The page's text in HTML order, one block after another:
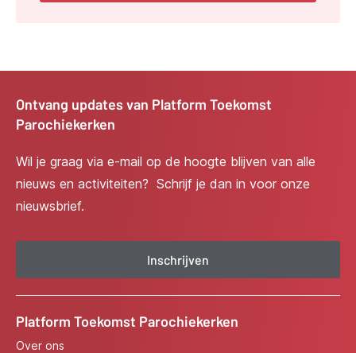
Ontvang updates van Platform Toekomst
Parochiekerken
Wil je graag via e-mail op de hoogte blijven van alle
nieuws en activiteiten? Schrijf je dan in voor onze
nieuwsbrief.
Inschrijven
Platform Toekomst Parochiekerken
Over ons